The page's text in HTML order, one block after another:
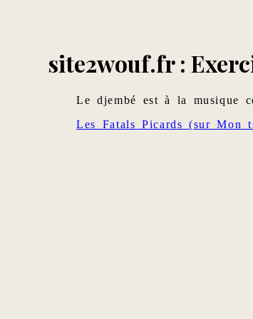
site2wouf.fr :
Le djembé est à la musique
Les Fatals Picards (sur Mon